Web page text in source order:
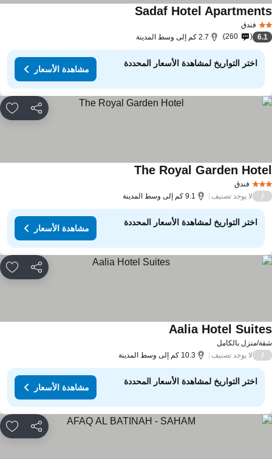
فندق
Sadaf Hotelمشاهدة الأسعار
6.1
260 2.7 كم إلى وسط المدينة
اختر التواريخ لمشاهدة الأسعار المحددة
مشاهدة الأسعار
مشاركة
فندق
The Royal Gardenمشاهدة الأسعار
لا يوجد تصنيف 9.1 كم إلى وسط المدينة
اختر التواريخ لمشاهدة الأسعار المحددة
مشاهدة الأسعار
مشاركة
منزل بالكامل
Aalia Hotel مشاهدة الأسعار
لا يوجد تصنيف 10.3 كم إلى وسط المدينة
اختر التواريخ لمشاهدة الأسعار المحددة
مشاهدة الأسعار
مشاركة